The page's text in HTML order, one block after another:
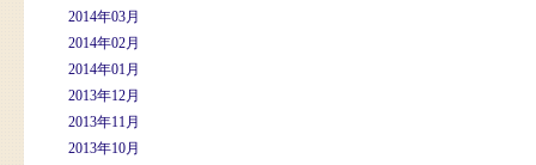
2014年03月
2014年02月
2014年01月
2013年12月
2013年11月
2013年10月